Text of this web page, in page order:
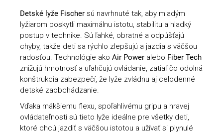
Detské lyže Fischer sú navrhnuté tak, aby mladým
lyžiarom poskytli maximálnu istotu, stabilitu a hladký
postup v technike. Sú ľahké, obratné a odpúšťajú
chyby, takže deti sa rýchlo zlepšujú a jazdia s väčšou
radosťou. Technológie ako Air Power alebo Fiber Tech
znižujú hmotnosť a uľahčujú ovládanie, zatiaľ čo odolná
konštrukcia zabezpečí, že lyže zvládnu aj celodenné
detské zaobchádzanie.
Vďaka mäkšiemu flexu, spoľahlivému gripu a hravej
ovládateľnosti sú tieto lyže ideálne pre všetky deti,
ktoré chcú jazdiť s väčšou istotou a užívať si plynulé